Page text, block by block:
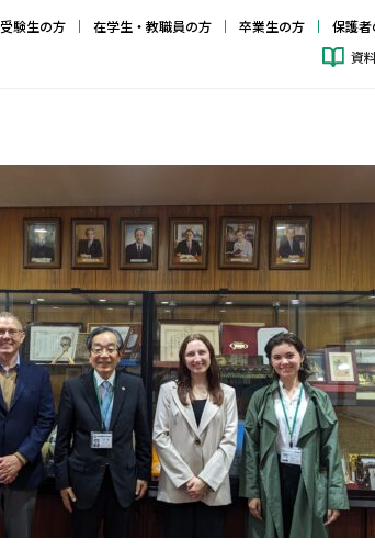
受験生の方 在学生・教職員の方 卒業生の方
保護者
資